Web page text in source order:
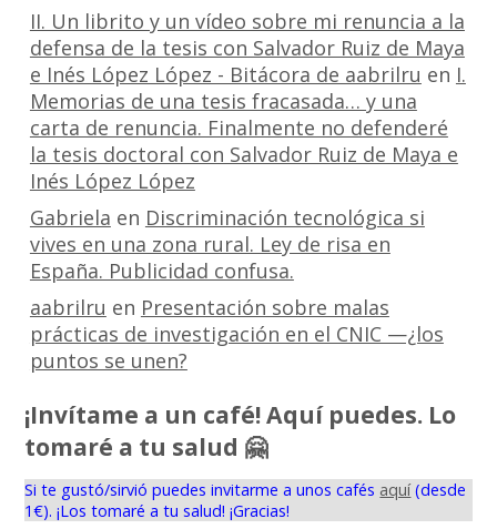
II. Un librito y un vídeo sobre mi renuncia a la
defensa de la tesis con Salvador Ruiz de Maya
e Inés López López - Bitácora de aabrilru en I.
Memorias de una tesis fracasada… y una
carta de renuncia. Finalmente no defenderé
la tesis doctoral con Salvador Ruiz de Maya e
Inés López López
Gabriela en Discriminación tecnológica si
vives en una zona rural. Ley de risa en
España. Publicidad confusa.
aabrilru en Presentación sobre malas
prácticas de investigación en el CNIC —¿los
puntos se unen?
¡Invítame a un café! Aquí puedes. Lo
tomaré a tu salud 🤗
Si te gustó/sirvió puedes invitarme a unos cafés aquí(desde
1€). ¡Los tomaré a tu salud! ¡Gracias!